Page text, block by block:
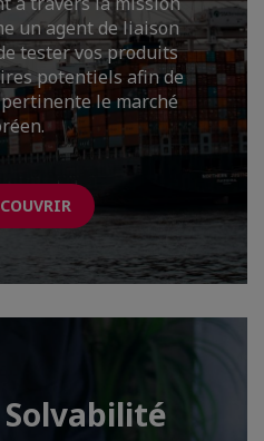
un agent de liaison
tester vos produits
potentiels afin de
le marché